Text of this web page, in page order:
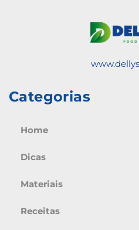
Categorias
Home
Dicas
Materiais
Receitas